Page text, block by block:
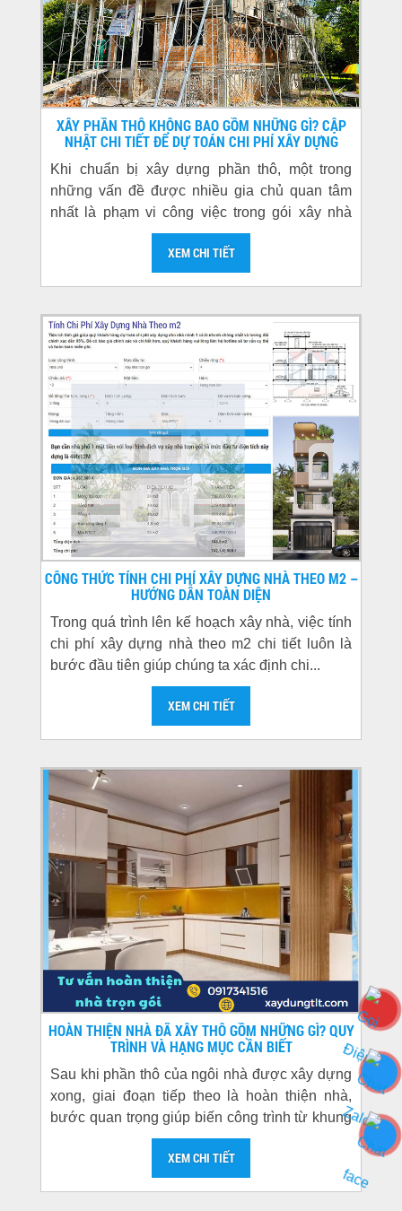
XÂY PHẦN THÔ KHÔNG BAO GỒM NHỮNG GÌ? CẬP
NHẬT CHI TIẾT ĐỂ DỰ TOÁN CHI PHÍ XÂY DỰNG
Khi chuẩn bị xây dựng phần thô, một trong
những vấn đề được nhiều gia chủ quan tâm
nhất là phạm vi công việc trong gói xây nhà
XEM CHI TIẾT
CÔNG THỨC TÍNH CHI PHÍ XÂY DỰNG NHÀ THEO M2 –
HƯỚNG DẪN TOÀN DIỆN
Trong quá trình lên kế hoạch xây nhà, việc tính
chi phí xây dựng nhà theo m2 chi tiết luôn là
bước đầu tiên giúp chúng ta xác định chi...
XEM CHI TIẾT
HOÀN THIỆN NHÀ ĐÃ XÂY THÔ GỒM NHỮNG GÌ? QUY
TRÌNH VÀ HẠNG MỤC CẦN BIẾT
Sau khi phần thô của ngôi nhà được xây dựng
xong, giai đoạn tiếp theo là hoàn thiện nhà,
bước quan trọng giúp biến công trình từ khung
XEM CHI TIẾT